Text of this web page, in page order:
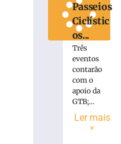
Passeios
Ciclístic
os...
Três
eventos
contarão
com o
apoio da
GTB;...
Ler mais
»